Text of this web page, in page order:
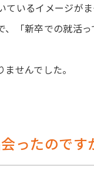
いるイメージが
「新卒での就活
せんでした。
ったのです